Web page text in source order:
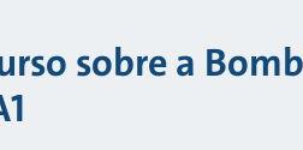
sobre a